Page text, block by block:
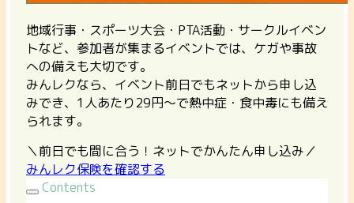
地域行事・スポーツ大会・PTA活動・サークルイベン
トなど、参加者が集まるイベントでは、ケガや事故
への備えも大切です。
みんレクなら、イベント前日でもネットから申し込
みでき、1人あたり29円〜で熱中症・食中毒にも備え
られます。
＼前日でも間に合う！ネットでかんたん申し込み／
みんレク保険を確認する
Contents